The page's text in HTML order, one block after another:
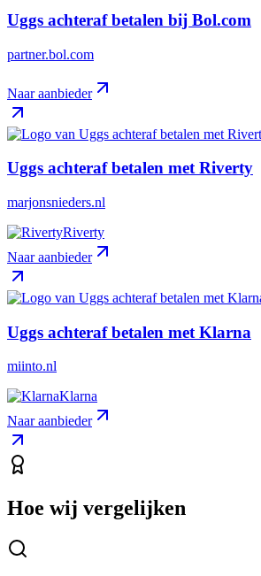
Uggs achteraf betalen bij Bol.com
partner.bol.com
Naar aanbieder
Uggs achteraf betalen met Riverty
marjonsnieders.nl
Riverty
Naar aanbieder
Uggs achteraf betalen met Klarna
miinto.nl
Klarna
Naar aanbieder
Hoe wij vergelijken